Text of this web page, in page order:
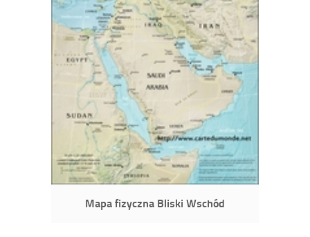
Mapa fizyczna Bliski Wschód